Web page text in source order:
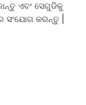
ଏବଂ ସେଗୁଡିକୁ
କରନ୍ତୁ |